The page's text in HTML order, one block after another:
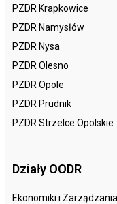
PZDR Krapkowice
PZDR Namysłów
PZDR Nysa
PZDR Olesno
PZDR Opole
PZDR Prudnik
PZDR Strzelce Opolskie
Działy OODR
Ekonomiki i